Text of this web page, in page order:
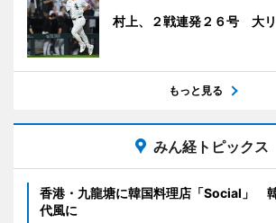
村上、２戦連発２６号 大
もっと見る
みん経トピックス
香港・九龍塘に韓国料理店「Social」
代風に